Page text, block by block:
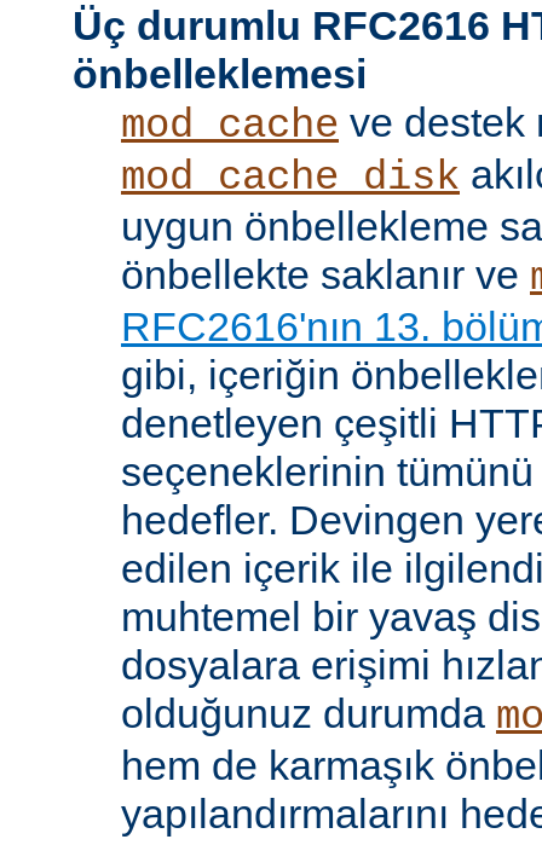
Üç durumlu RFC2616
önbelleklemesi
mod_cache ve destek
mod_cache_disk
uygun önbellekleme
önbellekte saklanır ve
RFC2616'nın 13.
gibi, içeriğin
denetleyen çeşitli
seçeneklerinin tümünü
hedefler. Devingen
edilen içerik ile
muhtemel bir yavaş
dosyalara erişimi
olduğunuz durumda
hem de karmaşık
yapılandırmalarını